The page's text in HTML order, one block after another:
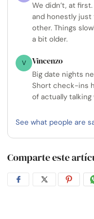
We didn’t, at
and honestly
other. Things
a bit older.
V Vincenzo
Big date nights
Short check-ins
of actually
See what people are
Comparte este
CompartirCompartir